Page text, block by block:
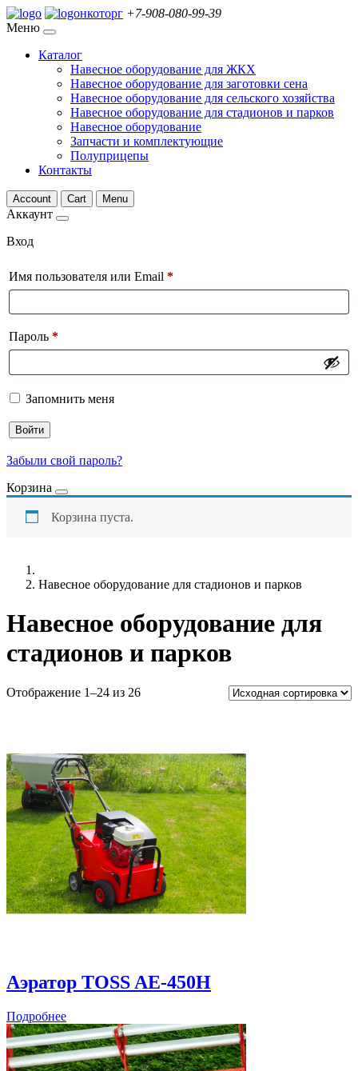
нкоторг +7-908-080-99-39
Меню
Каталог
Навесное оборудование для ЖКХ
Навесное оборудование для заготовки сена
Навесное оборудование для сельского хозяйства
Навесное оборудование для стадионов и парков
Навесное оборудование
Запчасти и комплектующие
Полуприцепы
Контакты
Account Cart Menu
Аккаунт
Вход
Имя пользователя или Email *
Пароль *
Запомнить меня
Войти
Забыли свой пароль?
Корзина
Корзина пуста.
Навесное оборудование для стадионов и парков
Навесное оборудование для
стадионов и парков
Отображение 1–24 из 26
Аэратор TOSS AE-450Н
Подробнее